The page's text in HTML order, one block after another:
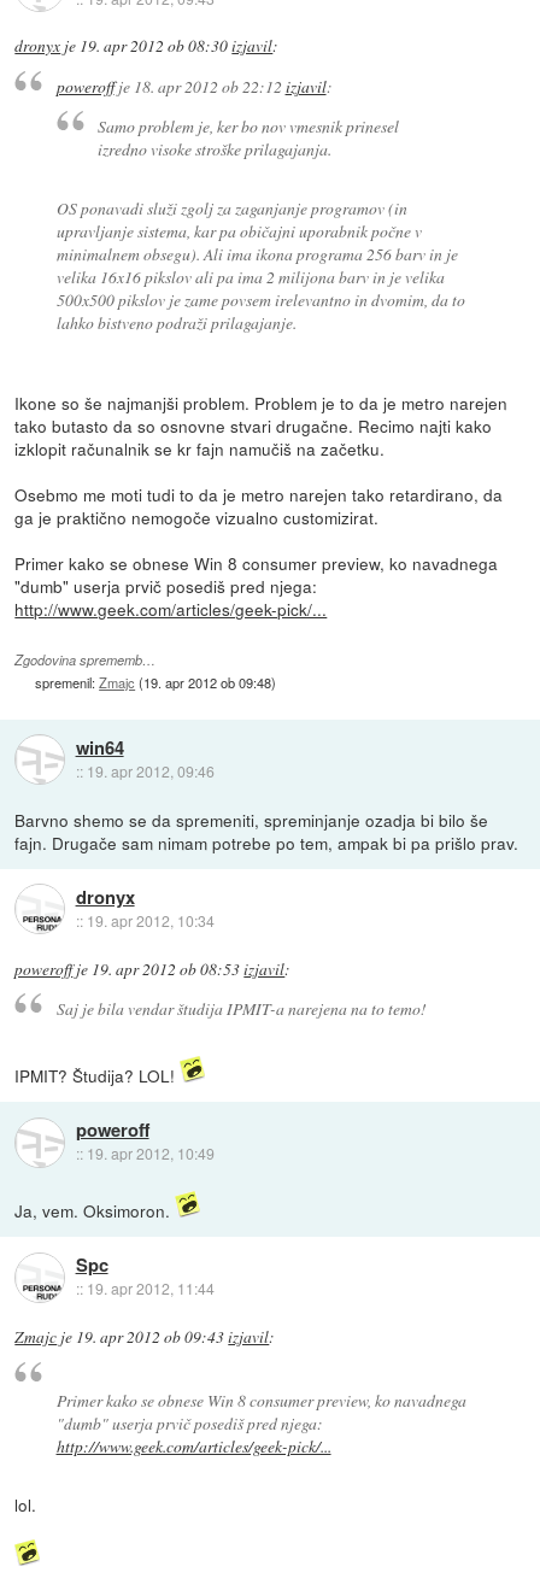
dronyx je 19. apr 2012 ob 08:30izjavil:
poweroffje 18. apr 2012 ob 22:12 izjavil:
Samo problem je, ker bo nov vmesnik prinesel
izredno visoke stroške prilagajanja.
OS ponavadi služi zgolj za zaganjanje programov (in
upravljanje sistema, kar pa običajni uporabnik počne v
minimalnem obsegu). Ali ima ikona programa 256 barv in je
velika 16x16 pikslov ali pa ima 2 milijona barv in je velika
500x500 pikslov je zame povsem irelevantno in dvomim, da to
lahko bistveno podraži prilagajanje.
Ikone so še najmanjši problem. Problem je to da je metro narejen
tako butasto da so osnovne stvari drugačne. Recimo najti kako
izklopit računalnik se kr fajn namučiš na začetku.
Osebmo me moti tudi to da je metro narejen tako retardirano, da
ga je praktično nemogoče vizualno customizirat.
Primer kako se obnese Win 8 consumer preview, ko navadnega
"dumb" userja prvič posediš pred njega:
http://www.geek.com/articles/geek-pick/...
Zgodovina sprememb…
spremenil:Zmajc (19. apr 2012 ob 09:48)
win64
:: 19. apr 2012, 09:46
Barvno shemo se da spremeniti, spreminjanje ozadja bi bilo še
fajn. Drugače sam nimam potrebe po tem, ampak bi pa prišlo prav.
dronyx
:: 19. apr 2012, 10:34
poweroffje 19. apr 2012 ob 08:53izjavil:
Saj je bila vendar študija IPMIT-a narejena na to temo!
IPMIT? Študija? LOL!
poweroff
:: 19. apr 2012, 10:49
Ja, vem. Oksimoron.
Spc
:: 19. apr 2012, 11:44
Zmajc je 19. apr 2012 ob 09:43izjavil:
Primer kako se obnese Win 8 consumer preview, ko navadnega
"dumb" userja prvič posediš pred njega:
http://www.geek.com/articles/geek-pick/...
lol.